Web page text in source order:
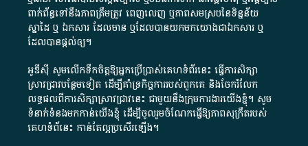
ពាក់ព័ន្ធ​ទៅ​នឹង​ភាព​ត្រឹមត្រូវ​ ពេញលេញ​ ឬ​ភាព​សម​ស្រប​នៃ​ទិន្នន័យ​
ស្នាដៃ​ ឬ​ ឯកសារ​ ដែល​មាន​ ឬ​ដែល​បាន​យក​មក​យោង​ជា​ឯកសារ​ ឬ​
ដែល​បាន​ផ្តល់​ឲ្យ​។
អូឌីស៊ី សូមលើកទឹកចិត្តឱ្យអ្នកប្រើប្រាស់គេហទំព័រនេះ ធ្វើការសិក្សា
ស្រាវជ្រាវបន្ថែមទៀត ដើម្បីគាំទ្រកិច្ចការ​របស់ពួកគេ និងចែករំលែក
លទ្ធផលពីការសិក្សាស្រាវជ្រាវនេះ ជាមួយនឹងក្រុមការងារយើងខ្ញុំ។ សូម
ទំនាក់ទំនងមកកាន់យើងខ្ញុំ ដើម្បីចូលរួមចំណែកធ្វើឱ្យភាពសុក្រឹតរបស់
គេហទំព័នេះ កាន់តែល្អប្រសើរឡើង។